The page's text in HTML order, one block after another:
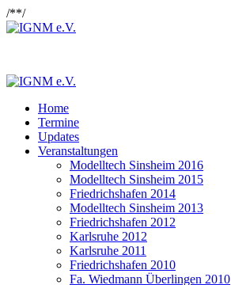
/**/
Home
Termine
Updates
Veranstaltungen
Modelltech Sinsheim 2016
Modelltech Sinsheim 2015
Friedrichshafen 2014
Modelltech Sinsheim 2013
Friedrichshafen 2012
Karlsruhe 2012
Karlsruhe 2011
Friedrichshafen 2010
Fa. Wiedmann Überlingen 2010